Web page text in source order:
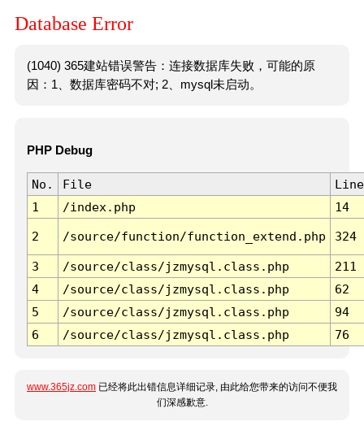
Database Error
(1040) 365建站错误警告：连接数据库失败，可能的原
因：1、数据库密码不对; 2、mysql未启动。
PHP Debug
No. File
Line
1
/index.php 14
2 /source/function/function_extend.php 324
3 /source/class/jzmysql.class.php
211
4
/source/class/jzmysql.class.php
62
5
/source/class/jzmysql.class.php
94
6
/source/class/jzmysql.class.php 76
www.365jz.com 已经将此出错信息详细记录, 由此给您带来的访问不便我
们深感歉意.